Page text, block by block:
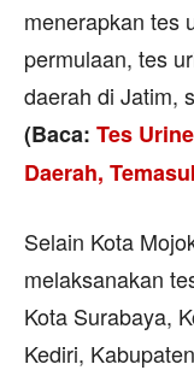
menerapkan tes
permulaan, tes
daerah di Jatim,
(Baca: Tes
Daerah,
Selain Kota
melaksanakan
Kota Surabaya,
Kediri,